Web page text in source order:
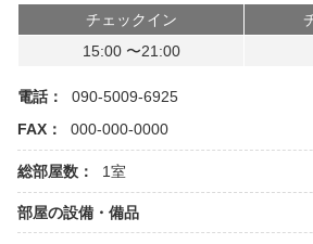
チェックイン
15:00 〜21:00
電話：
090-5009-6925
FAX：
000-000-0000
総部屋数： 1室
部屋の設備・備品